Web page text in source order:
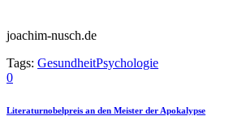
joachim-nusch.de
Tags: GesundheitPsychologie
0
Literaturnobelpreis an den Meister der Apokalypse